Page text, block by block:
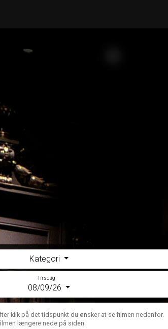
Kategori
Tirsdag
08/09/26
klik på det tidspunkt du ønsker at se filmen nedenfor.
længere nede på siden.